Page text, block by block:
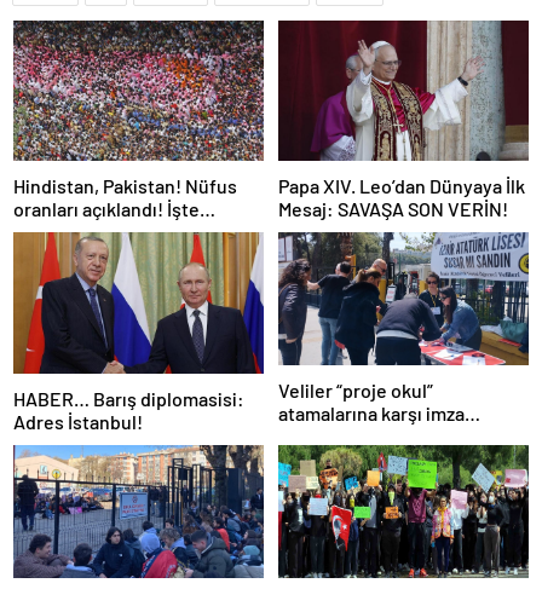
Hindistan, Pakistan! Nüfus
oranları açıklandı! İşte
Dünyanın en kalabalık ülkesi!
Dünya haritası ülkeler!
Papa XIV. Leo’dan Dünyaya İlk
Mesaj: SAVAŞA SON VERİN!
HABER… Barış diplomasisi:
Adres İstanbul!
Veliler “proje okul”
atamalarına karşı imza